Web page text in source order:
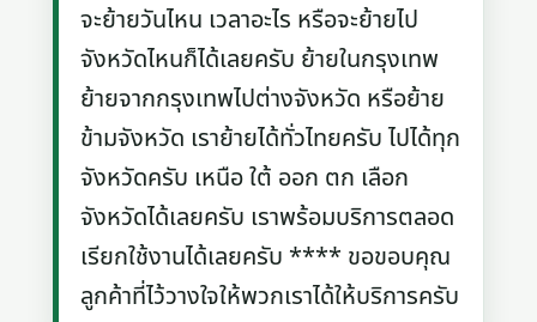
จะย้ายวันไหน เวลาอะไร หรือจะย้ายไป
จังหวัดไหนก็ได้เลยครับ ย้ายในกรุงเทพ
ย้ายจากกรุงเทพไปต่างจังหวัด หรือย้าย
ข้ามจังหวัด เราย้ายได้ทั่วไทยครับ ไปได้ทุก
จังหวัดครับ เหนือ ใต้ ออก ตก เลือก
จังหวัดได้เลยครับ เราพร้อมบริการตลอด
เรียกใช้งานได้เลยครับ **** ขอขอบคุณ
ลูกค้าที่ไว้วางใจให้พวกเราได้ให้บริการครับ